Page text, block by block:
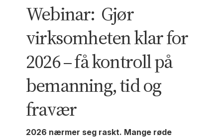
Webinar: Gjør
virksomheten klar for
2026 – få kontroll på
bemanning, tid og
fravær
2026 nærmer seg raskt. Mange røde